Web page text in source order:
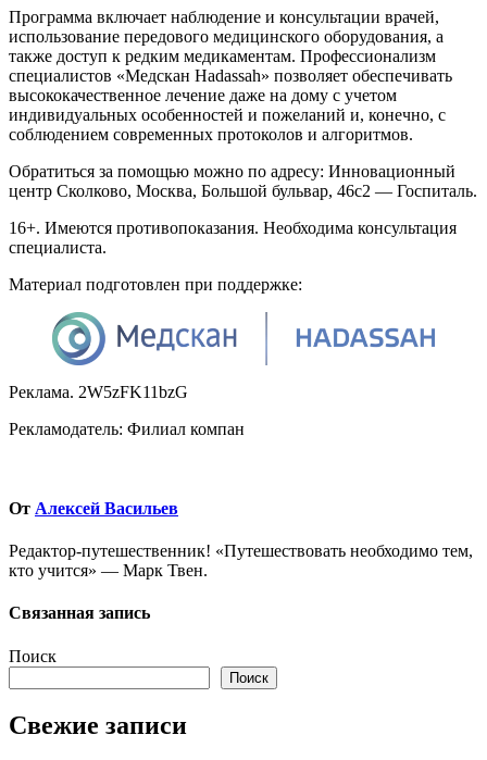
Программа включает наблюдение и консультации врачей,
использование передового медицинского оборудования, а
также доступ к редким медикаментам. Профессионализм
специалистов «Медскан Hadassah» позволяет обеспечивать
высококачественное лечение даже на дому с учетом
индивидуальных особенностей и пожеланий и, конечно, с
соблюдением современных протоколов и алгоритмов.
Обратиться за помощью можно по адресу: Инновационный
центр Сколково, Москва, Большой бульвар, 46с2 — Госпиталь.
16+. Имеются противопоказания. Необходима консультация
специалиста.
Материал подготовлен при поддержке:
Реклама. 2W5zFK11bzG
Рекламодатель: Филиал компан
От Алексей Васильев
Редактор-путешественник! «Путешествовать необходимо тем,
кто учится» — Марк Твен.
Связанная запись
Поиск
Поиск
Свежие записи